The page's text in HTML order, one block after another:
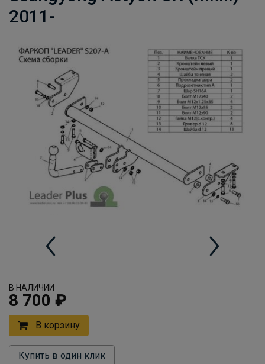
2011-
В НАЛИЧИИ
8 700 ₽
В корзину
Купить в один клик